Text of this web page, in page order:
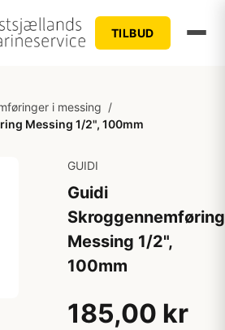
TILBUD
i messing /
Messing 1/2", 100mm
GUIDI
Guidi
Skroggennemføring
Messing 1/2",
100mm
185,00 kr